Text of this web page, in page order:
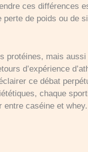
ces différences
de poids ou de
protéines, mais
d’expérience
ce débat
chaque
entre caséine et whey.